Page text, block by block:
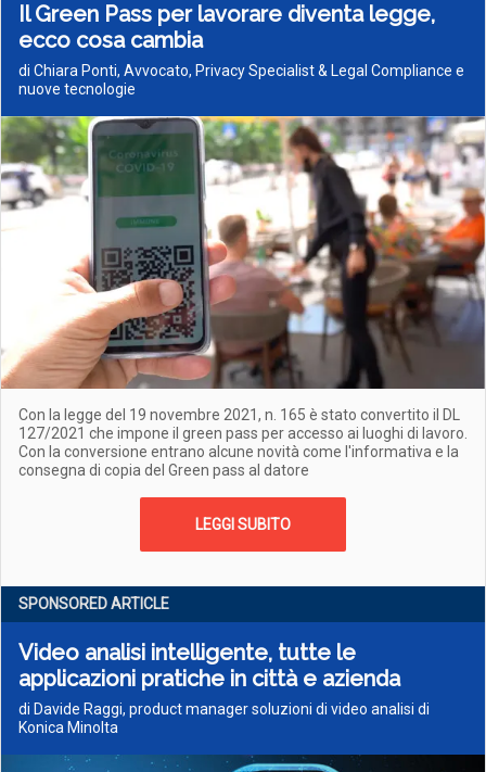
Il Green Pass per lavorare diventa legge,
ecco cosa cambia
di Chiara Ponti, Avvocato, Privacy Specialist & Legal Compliance e
nuove tecnologie
Con la legge del 19 novembre 2021, n. 165 è stato convertito il DL
127/2021 che impone il green pass per accesso ai luoghi di lavoro.
Con la conversione entrano alcune novità come l'informativa e la
consegna di copia del Green pass al datore
LEGGI SUBITO
SPONSORED ARTICLE
Video analisi intelligente, tutte le
applicazioni pratiche in città e azienda
di Davide Raggi, product manager soluzioni di video analisi di
Konica Minolta